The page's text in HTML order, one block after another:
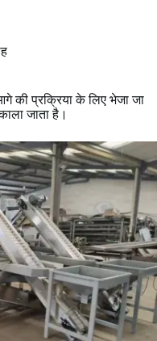
की प्रक्रिया के लिए भेजा जा
जाता है।